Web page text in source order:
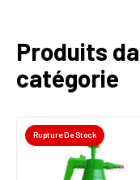
Produits
catégorie
Rupture De Stock